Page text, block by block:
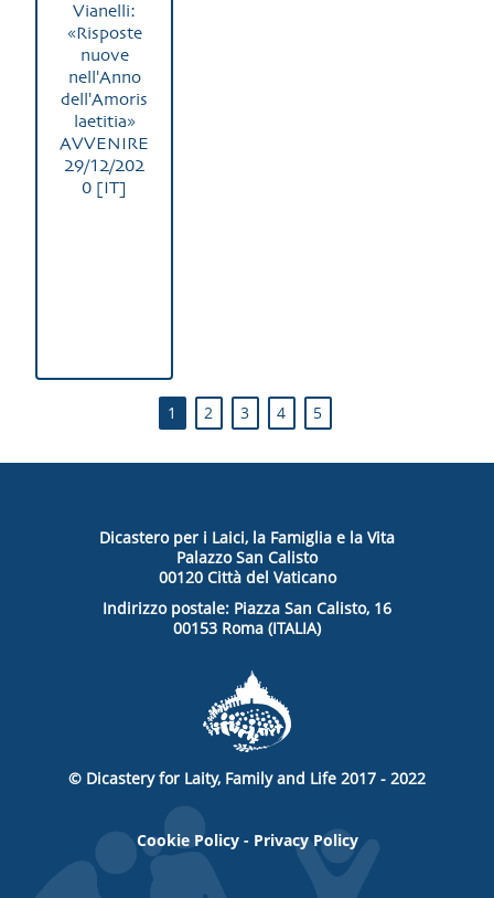
1 2 3 4 5
Vianelli:
«Risposte
nuove
nell'Anno
dell'Amoris
laetitia»
AVVENIRE
29/12/202
0 [IT]
Dicastero per i Laici, la Famiglia e la Vita
Palazzo San Calisto
00120 Città del Vaticano
Indirizzo postale: Piazza San Calisto, 16
00153 Roma (ITALIA)
© Dicastery for Laity, Family and Life 2017 - 2022
Cookie Policy- Privacy Policy